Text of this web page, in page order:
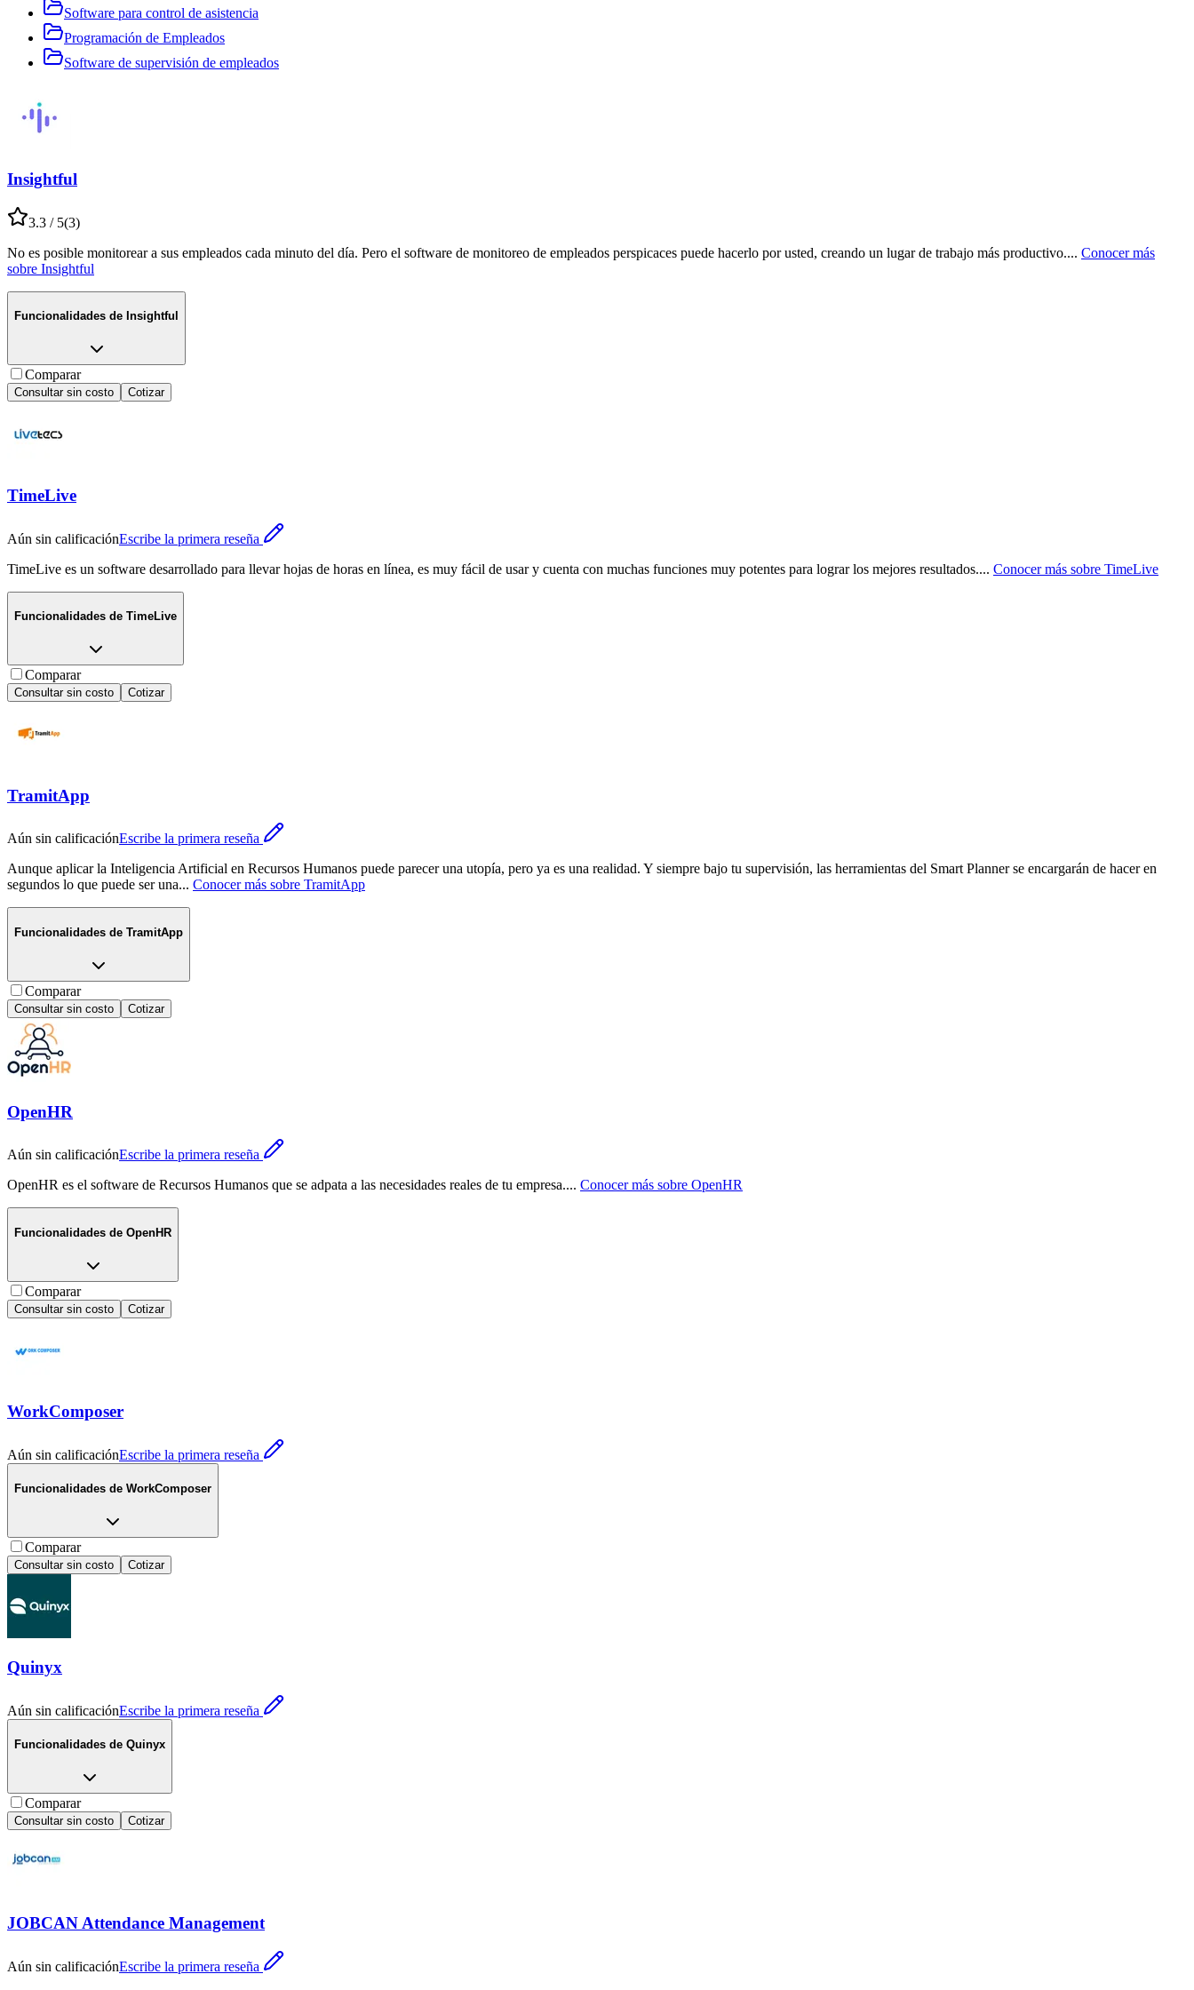
Software para control de asistencia
Programación de Empleados
Software de supervisión de empleados
Insightful
3.3 / 5(3)
No es posible monitorear a sus empleados cada minuto del día. Pero el software de monitoreo de empleados perspicaces puede hacerlo por usted, creando un lugar de trabajo más productivo.... Conocer más
sobre Insightful
Funcionalidades de Insightful
Comparar
Consultar sin costo Cotizar
TimeLive
Aún sin calificaciónEscribe la primera reseña
TimeLive es un software desarrollado para llevar hojas de horas en línea, es muy fácil de usar y cuenta con muchas funciones muy potentes para lograr los mejores resultados.... Conocer más sobre TimeLive
Funcionalidades de TimeLive
Comparar
Consultar sin costo Cotizar
TramitApp
Aún sin calificaciónEscribe la primera reseña
Aunque aplicar la Inteligencia Artificial en Recursos Humanos puede parecer una utopía, pero ya es una realidad. Y siempre bajo tu supervisión, las herramientas del Smart Planner se encargarán de hacer en
segundos lo que puede ser una... Conocer más sobre TramitApp
Funcionalidades de TramitApp
Comparar
Consultar sin costo Cotizar
OpenHR
Aún sin calificaciónEscribe la primera reseña
OpenHR es el software de Recursos Humanos que se adpata a las necesidades reales de tu empresa.... Conocer más sobre OpenHR
Funcionalidades de OpenHR
Comparar
Consultar sin costo Cotizar
WorkComposer
Aún sin calificaciónEscribe la primera reseña
Funcionalidades de WorkComposer
Comparar
Consultar sin costo Cotizar
Quinyx
Aún sin calificaciónEscribe la primera reseña
Funcionalidades de Quinyx
Comparar
Consultar sin costo Cotizar
JOBCAN Attendance Management
Aún sin calificaciónEscribe la primera reseña